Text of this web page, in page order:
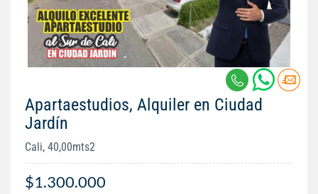
Apartaestudios, Alquiler en Ciudad
Jardín
Cali, 40,00mts2
$1.300.000